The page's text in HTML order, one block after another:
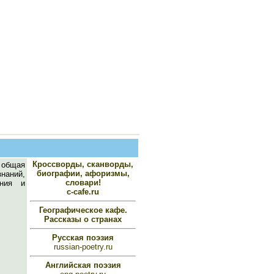
общая
и
Кроссворды, сканворды,
биографии, афоризмы,
словари!
c-cafe.ru
Географическое кафе.
Рассказы о странах
Русская поэзия
russian-poetry.ru
Английская поэзия